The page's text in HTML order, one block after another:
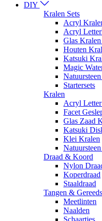
DIY
Kralen Sets
Acryl
Acryl
Glas Kralen
Houten
Katsuki
Magic
Startersets
Kralen
Acryl
Facet
Glas Zaad
Katsuki
Klei Kralen
Draad & Koord
Nylon
Koperdraad
Staaldraad
Tangen &
Meetlinten
Naalden
Schaartjes